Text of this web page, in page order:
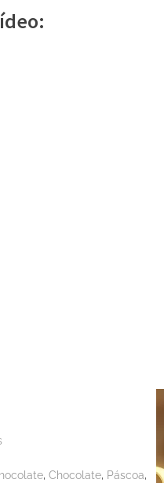
,Chocolate, Páscoa,